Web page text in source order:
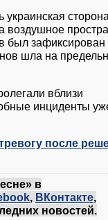
украинская
воздушное
был зафиксирован
шла на
вблизи
инциденты
после
в
, ВКонтакте,
новостей.